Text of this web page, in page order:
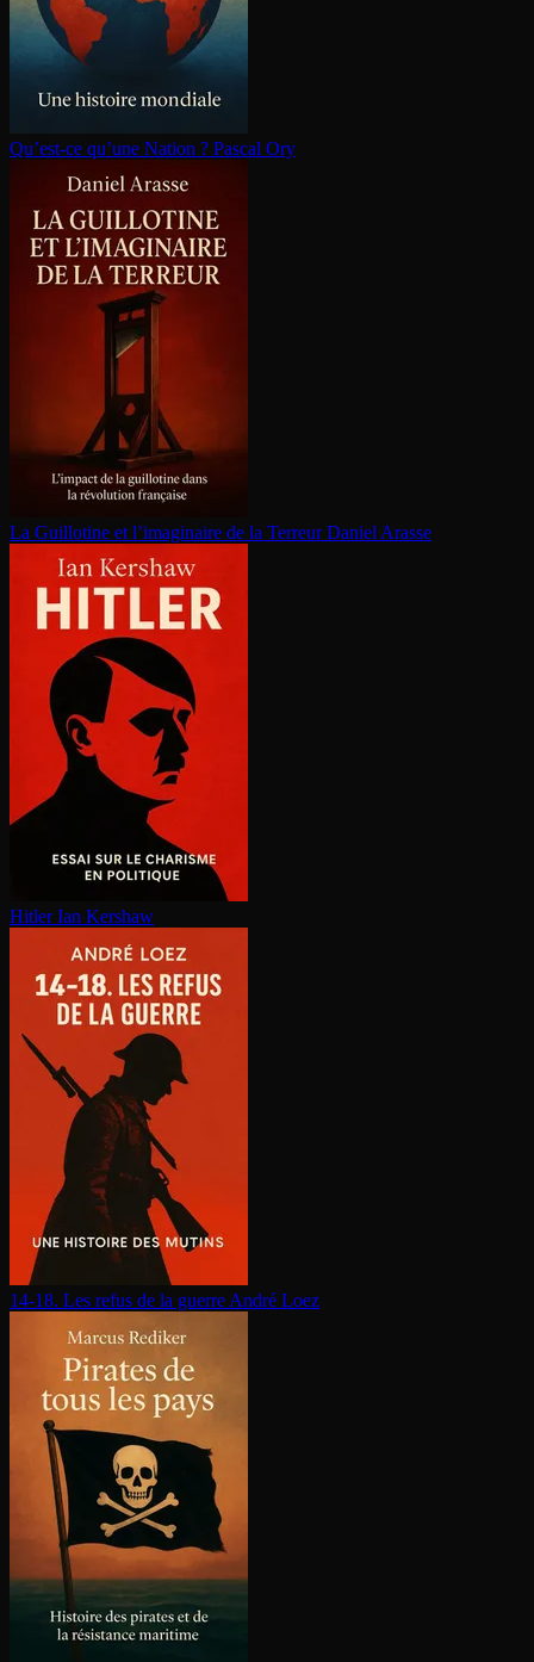
Qu’est-ce qu’une Nation ? Pascal Ory
La Guillotine et l’imaginaire de la Terreur Daniel Arasse
Hitler Ian Kershaw
14-18. Les refus de la guerre André Loez